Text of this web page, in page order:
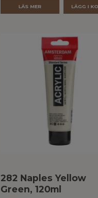
LÄS MER
282 Naples Yellow
Green, 120ml